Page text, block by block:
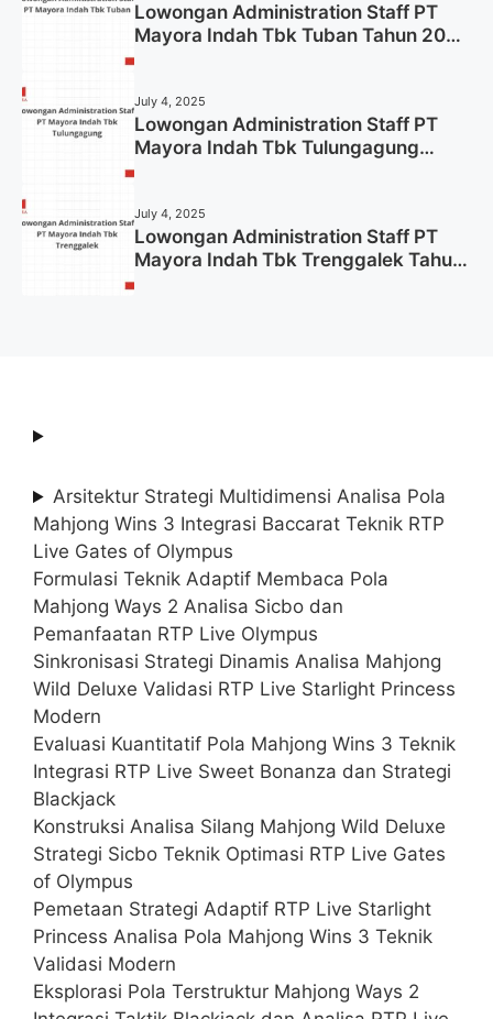
Lowongan Administration Staff PT
Mayora Indah Tbk Tuban Tahun 2025
July 4, 2025
Lowongan Administration Staff PT
Mayora Indah Tbk Tulungagung
July 4, 2025
Lowongan Administration Staff PT
Mayora Indah Tbk Trenggalek Tahun
Arsitektur Strategi Multidimensi Analisa Pola
Mahjong Wins 3 Integrasi Baccarat Teknik RTP
Live Gates of Olympus
Formulasi Teknik Adaptif Membaca Pola
Mahjong Ways 2 Analisa Sicbo dan
Pemanfaatan RTP Live Olympus
Sinkronisasi Strategi Dinamis Analisa Mahjong
Wild Deluxe Validasi RTP Live Starlight Princess
Modern
Evaluasi Kuantitatif Pola Mahjong Wins 3 Teknik
Integrasi RTP Live Sweet Bonanza dan Strategi
Blackjack
Konstruksi Analisa Silang Mahjong Wild Deluxe
Strategi Sicbo Teknik Optimasi RTP Live Gates
of Olympus
Pemetaan Strategi Adaptif RTP Live Starlight
Princess Analisa Pola Mahjong Wins 3 Teknik
Validasi Modern
Eksplorasi Pola Terstruktur Mahjong Ways 2